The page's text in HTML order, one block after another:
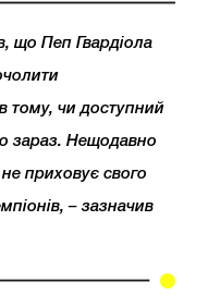
що Пеп Гвардіола
тому, чи доступний
зараз. Нещодавно
не приховує свого
– зазначив